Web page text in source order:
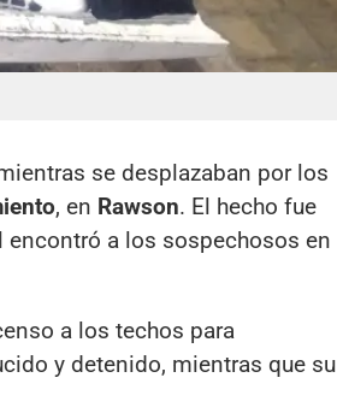
se desplazaban por los
, en Rawson. El hecho fue
encontró a los sospechosos en
a los techos para
y detenido, mientras que su